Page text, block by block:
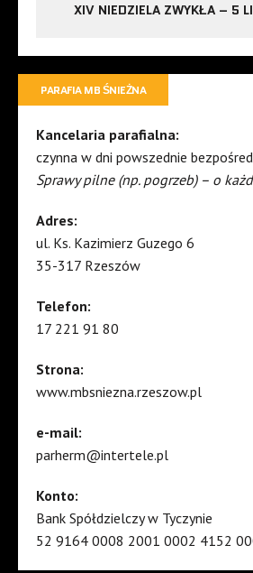
XIV NIEDZIELA ZWYKŁA – 5
PARAFIA MB ŚNIEŻNA
Kancelaria parafialna:
czynna w dni powszednie
Sprawy pilne (np. pogrzeb) – o
Adres:
ul. Ks. Kazimierz Guzego 6
35-317 Rzeszów
Telefon:
17 221 91 80
Strona:
www.mbsniezna.rzeszow.pl
e-mail:
parherm@intertele.pl
Konto:
Bank Spółdzielczy w Tyczynie
52 9164 0008 2001 0002 4152